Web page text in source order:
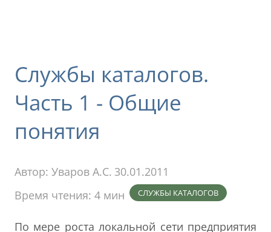
Службы каталогов.
Часть 1 - Общие
понятия
Автор: Уваров А.С. 30.01.2011
Время чтения: 4 мин
СЛУЖБЫ КАТАЛОГОВ
По мере роста локальной сети предприятия